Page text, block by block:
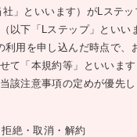
」といいます）がLステ
以下「Lステップ」といい
利用を申し込んだ時点で
せて「本規約等」といいま
該注意事項の定めが優先し
絶・取消・解約